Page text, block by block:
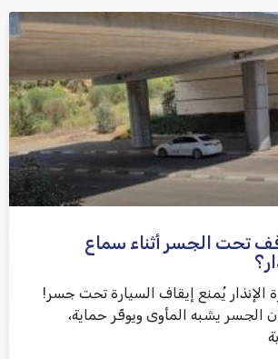
דיוור במייל ושימוש בפרטים בהתאם
שלח משוב
تحت الجسر أثناء سماع
يُمنع إيقاف السيارة تحت جسر!
الجسر يشبه المأوى ويوفّر حماية،